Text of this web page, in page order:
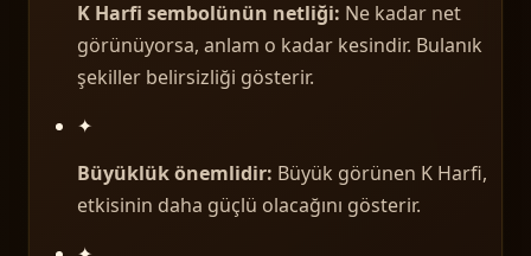
K Harfi sembolünün netliği: Ne kadar net
görünüyorsa, anlam o kadar kesindir. Bulanık
şekiller belirsizliği gösterir.
✦
Büyüklük önemlidir: Büyük görünen K Harfi,
etkisinin daha güçlü olacağını gösterir.